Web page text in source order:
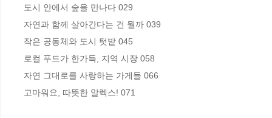
도시 안에서 숲을 만나다 029
자연과 함께 살아간다는 건 뭘까 039
작은 공동체와 도시 텃밭 045
로컬 푸드가 한가득, 지역 시장 058
자연 그대로를 사랑하는 가게들 066
고마워요, 따뜻한 알렉스! 071